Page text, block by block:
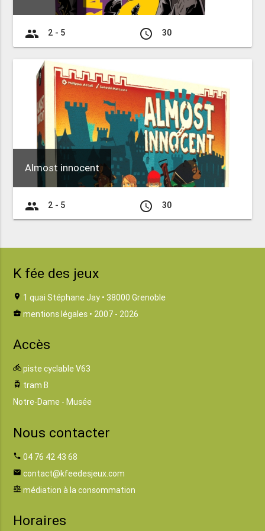
group 2 - 5 access_time 30
Almost innocent
group 2 - 5 access_time 30
K fée des jeux
location_on 1 quai Stéphane Jay • 38000 Grenoble
business_center mentions légales • 2007 - 2026
Accès
directions_bike piste cyclable V63
tram tram B
Notre-Dame - Musée
Nous contacter
phone 04 76 42 43 68
email contact@kfeedesjeux.com
balance médiation à la consommation
Horaires